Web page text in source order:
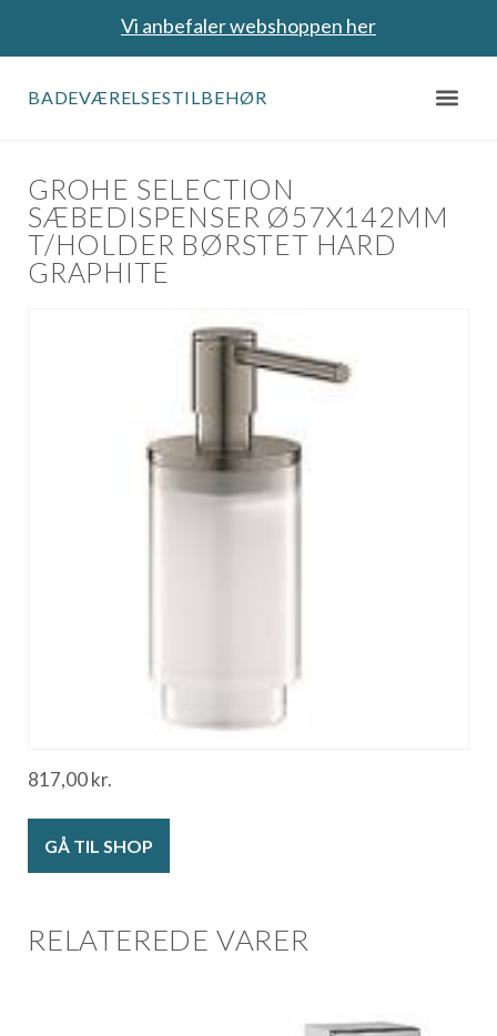
Vi anbefaler webshoppen her
BADEVÆRELSESTILBEHØR
GROHE SELECTION
SÆBEDISPENSER Ø57X142MM
T/HOLDER BØRSTET HARD
GRAPHITE
817,00kr.
GÅ TIL SHOP
RELATEREDE VARER